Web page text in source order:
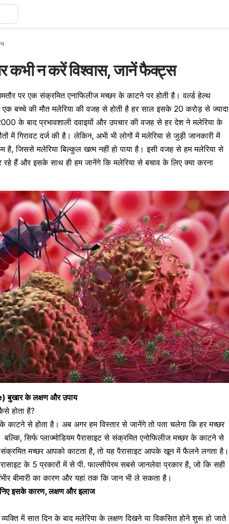
कभी न करें विश्वास, जानें फैक्ट्स
पर एक संक्रमित एनाफिलीज मच्छर के काटने पर होती है। वर्ल्ड हेल्थ
बच्चे की मौत मलेरिया की वजह से होती है हर साल इसके 20 करोड़ से ज्यादा
के बाद प्रभावशाली दवाइयों और उपचार की वजह से हर देश ने मलेरिया के
में गिरावट दर्ज की है। लेकिन, अभी भी लोगों में मलेरिया से जुड़ी जानकारी में
जिससे मलेरिया बिल्कुल खत्म नहीं हो पाया है। इसी वजह से हम मलेरिया से
हैं और इसके साथ ही हम जानेंगे कि मलेरिया से बचाव के लिए क्या करना
बुखार के लक्षण और उपाय
होता है?
के काटने से होता है। अब अगर हम विस्तार से जानेंगे तो पता चलेगा कि हर मच्छर
सिर्फ प्लाज्मोडियम पैरासाइट से संक्रमित एनोफिलीज मच्छर के काटने से
संक्रमित मच्छर आपको काटता है, तो यह पैरासाइट आपके खून में फैलने लगता है।
के 5 प्रकारों में से पी. फाल्सीपेरम सबसे जानलेवा प्रकार है, जो कि सही
बीमारी का कारण और यहां तक कि जान भी ले सकता है।
इसके कारण, लक्षण और इलाज
में सात दिन के बाद मलेरिया के लक्षण दिखने या विकसित होने शुरू हो जाते